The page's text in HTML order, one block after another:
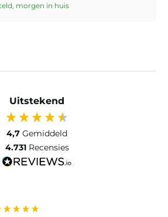
morgen in huis
Uitstekend
4,7 Gemiddeld
4.731 Recensies